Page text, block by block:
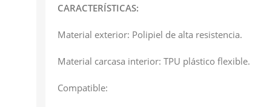
CARACTERÍSTICAS:
Material exterior: Polipiel de alta resistencia.
Material carcasa interior: TPU plástico flexible.
Compatible: